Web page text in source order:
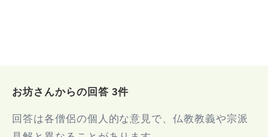
お坊さんからの回答 3件
回答は各僧侶の個人的な意見で、仏教教義や宗派